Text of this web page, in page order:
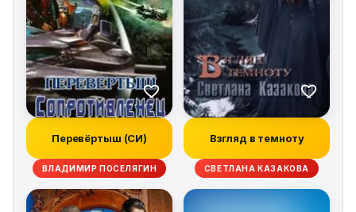
тварного мира вообще, основанное на
православной церковной традиции.
Перевёртыш (СИ)
ВЛАДИМИР ПОСЕЛЯГИН
Взгляд в темноту
СВЕТЛАНА КАЗАКОВА